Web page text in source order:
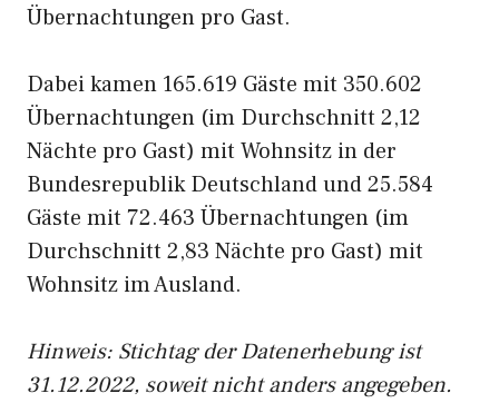
Übernachtungen pro Gast.
Dabei kamen 165.619 Gäste mit 350.602
Übernachtungen (im Durchschnitt 2,12
Nächte pro Gast) mit Wohnsitz in der
Bundesrepublik Deutschland und 25.584
Gäste mit 72.463 Übernachtungen (im
Durchschnitt 2,83 Nächte pro Gast) mit
Wohnsitz im Ausland.
Hinweis: Stichtag der Datenerhebung ist
31.12.2022, soweit nicht anders angegeben.